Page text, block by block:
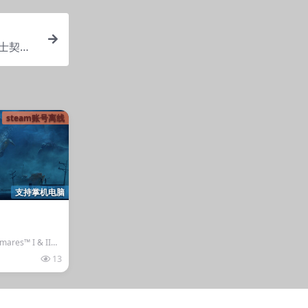
契约
steam账号离线
支持掌机电脑
I & II》
13